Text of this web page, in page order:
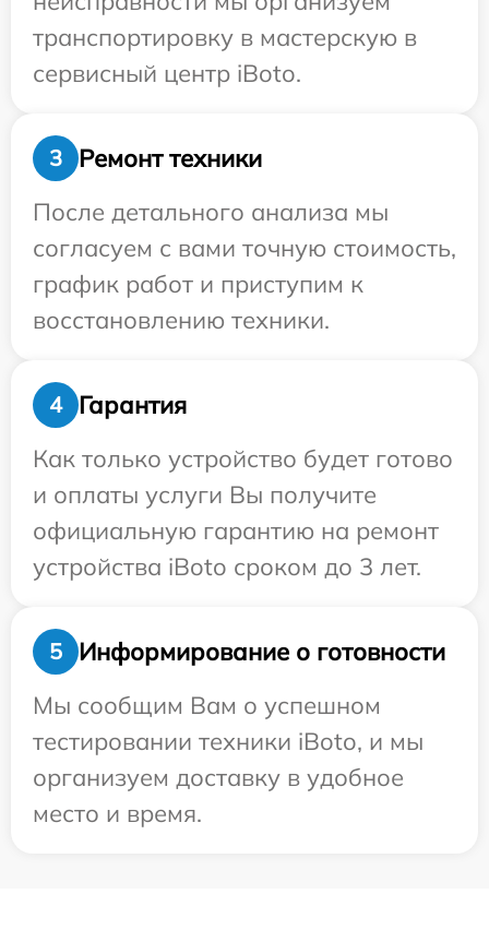
транспортировку в мастерскую в
сервисный центр iBoto.
3
Ремонт техники
После детального анализа мы
согласуем с вами точную стоимость,
график работ и приступим к
восстановлению техники.
4
Гарантия
Как только устройство будет готово
и оплаты услуги Вы получите
официальную гарантию на ремонт
устройства iBoto сроком до 3 лет.
5
Информирование о готовности
Мы сообщим Вам о успешном
тестировании техники iBoto, и мы
организуем доставку в удобное
место и время.